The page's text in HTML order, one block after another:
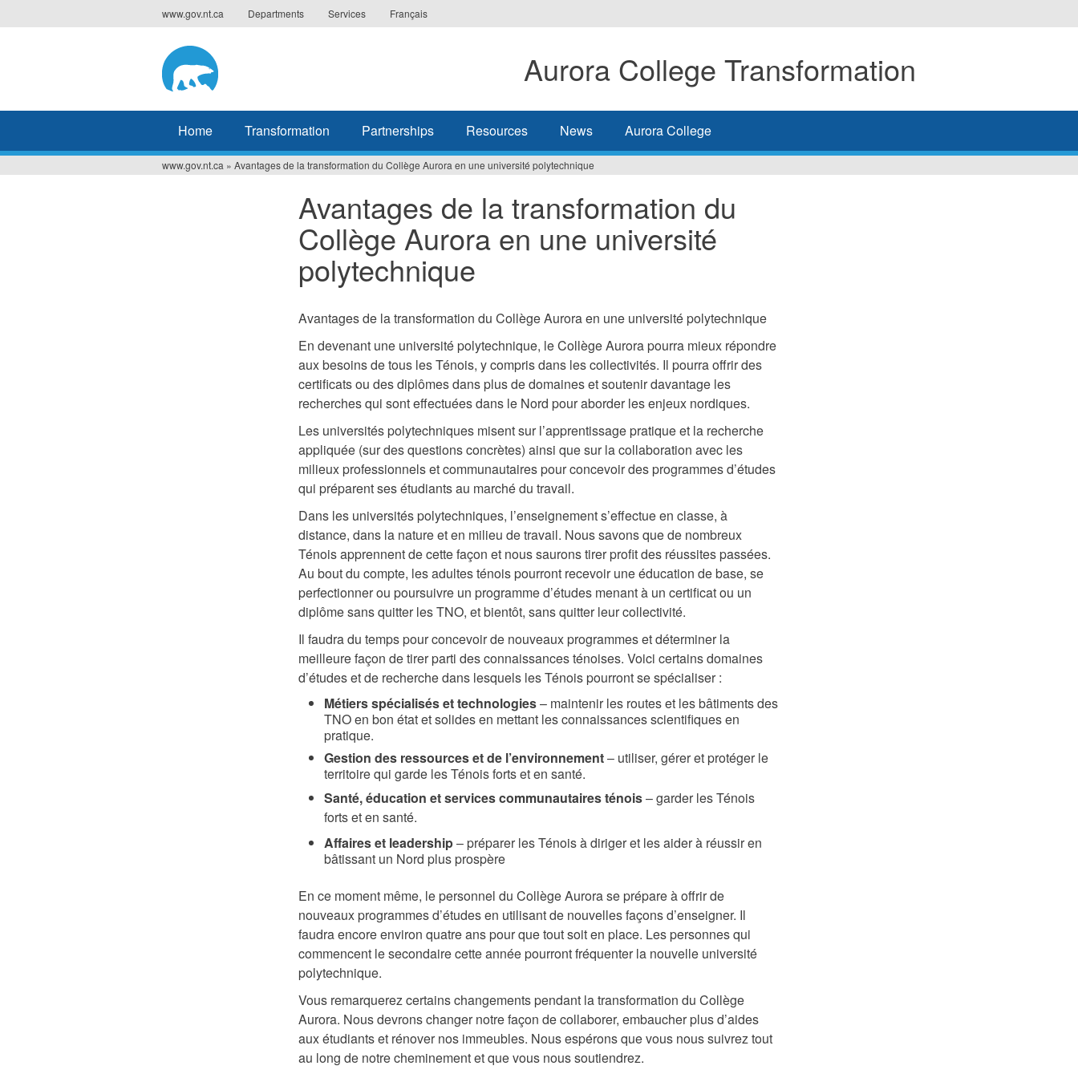
to
www.gov.nt.ca Departments Services Français
Aurora College Transformation
Home Transformation Partnerships Resources News Aurora College
www.gov.nt.ca » Avantages de la transformation du Collège Aurora en une université polytechnique
Avantages de la transformation du
Collège Aurora en une université
polytechnique
Avantages de la transformation du Collège Aurora en une université polytechnique
En devenant une université polytechnique, le Collège Aurora pourra mieux répondre
aux besoins de tous les Ténois, y compris dans les collectivités. Il pourra offrir des
certificats ou des diplômes dans plus de domaines et soutenir davantage les
recherches qui sont effectuées dans le Nord pour aborder les enjeux nordiques.
Les universités polytechniques misent sur l’apprentissage pratique et la recherche
appliquée (sur des questions concrètes) ainsi que sur la collaboration avec les
milieux professionnels et communautaires pour concevoir des programmes d’études
qui préparent ses étudiants au marché du travail.
Dans les universités polytechniques, l’enseignement s’effectue en classe, à
distance, dans la nature et en milieu de travail. Nous savons que de nombreux
Ténois apprennent de cette façon et nous saurons tirer profit des réussites passées.
Au bout du compte, les adultes ténois pourront recevoir une éducation de base, se
perfectionner ou poursuivre un programme d’études menant à un certificat ou un
diplôme sans quitter les TNO, et bientôt, sans quitter leur collectivité.
Il faudra du temps pour concevoir de nouveaux programmes et déterminer la
meilleure façon de tirer parti des connaissances ténoises. Voici certains domaines
d’études et de recherche dans lesquels les Ténois pourront se spécialiser :
Métiers spécialisés et technologies– maintenir les routes et les bâtiments des
TNO en bon état et solides en mettant les connaissances scientifiques en
pratique.
Gestion des ressources et de l’environnement– utiliser, gérer et protéger le
territoire qui garde les Ténois forts et en santé.
Santé, éducation et services communautaires ténois– garder les Ténois
forts et en santé.
Affaires et leadership– préparer les Ténois à diriger et les aider à réussir en
bâtissant un Nord plus prospère
En ce moment même, le personnel du Collège Aurora se prépare à offrir de
nouveaux programmes d’études en utilisant de nouvelles façons d’enseigner. Il
faudra encore environ quatre ans pour que tout soit en place. Les personnes qui
commencent le secondaire cette année pourront fréquenter la nouvelle université
polytechnique.
Vous remarquerez certains changements pendant la transformation du Collège
Aurora. Nous devrons changer notre façon de collaborer, embaucher plus d’aides
aux étudiants et rénover nos immeubles. Nous espérons que vous nous suivrez tout
au long de notre cheminement et que vous nous soutiendrez.